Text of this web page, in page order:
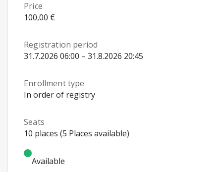
Price
100,00 €
Registration period
31.7.2026 06:00 – 31.8.2026 20:45
Enrollment type
In order of registry
Seats
10 places (5 Places available)
Available